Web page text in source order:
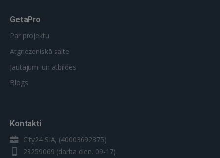
GetaPro
Par projektu
Atgriezeniskā saite
Jautājumi un atbildes
Blogs
Kontakti
City24 SIA, (40003692375)
28259069 (darba dien. 09-17)